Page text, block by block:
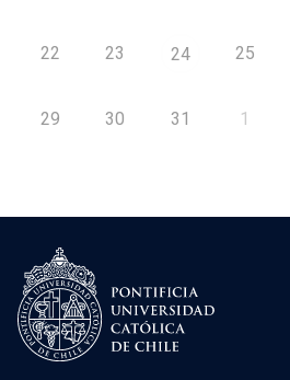
22 23 24 25
29 30 31 1